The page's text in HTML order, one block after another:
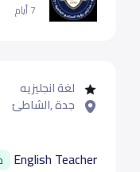
7 أيام
لغة انجليزيه
جدة ,الشاطئ
English Teacher